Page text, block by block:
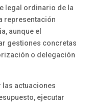
legal ordinario de la
representación
aunque el
gestiones concretas
o delegación
las actuaciones
ejecutar